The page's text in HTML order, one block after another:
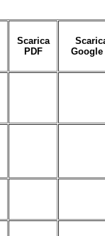
Scarica
PDF
Google